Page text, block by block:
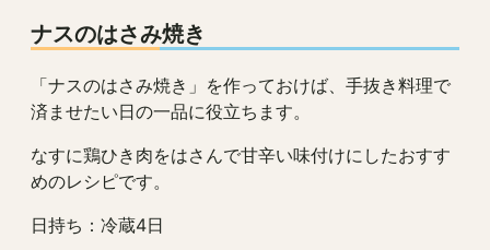
ナスのはさみ焼き
「ナスのはさみ焼き」を作っておけば、手抜き料理で
済ませたい日の一品に役立ちます。
なすに鶏ひき肉をはさんで甘辛い味付けにしたおすす
めのレシピです。
日持ち：冷蔵4日